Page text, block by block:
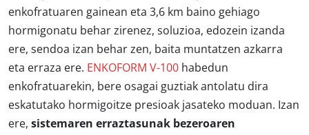
enkofratuaren gainean eta 3,6 km baino gehiago
hormigonatu behar zirenez, soluzioa, edozein izanda
ere, sendoa izan behar zen, baita muntatzen azkarra
eta erraza ere. ENKOFORM V-100 habedun
enkofratuarekin, bere osagai guztiak antolatu dira
eskatutako hormigoitze presioak jasateko moduan. Izan
ere, sistemaren erraztasunak bezeroaren